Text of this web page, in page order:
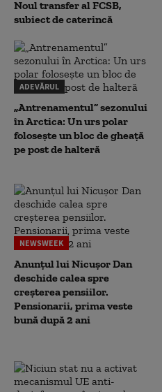
Noul transfer al FCSB,
subiect de caterincă
ADEVĂRUL
„Antrenamentul” sezonului
în Arctica: Un urs polar
folosește un bloc de gheață
pe post de halteră
NEWSWEEK
Anunțul lui Nicușor Dan
deschide calea spre
creșterea pensiilor.
Pensionarii, prima veste
bună după 2 ani